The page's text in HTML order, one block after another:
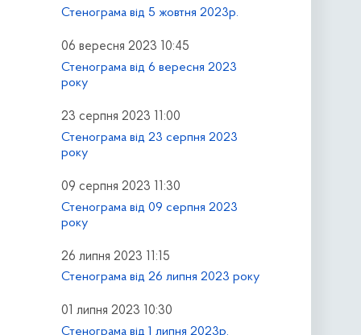
Стенограма від 5 жовтня 2023р.
06 вересня 2023 10:45
Стенограма від 6 вересня 2023
року
23 серпня 2023 11:00
Стенограма від 23 серпня 2023
року
09 серпня 2023 11:30
Стенограма від 09 серпня 2023
року
26 липня 2023 11:15
Стенограма від 26 липня 2023 року
01 липня 2023 10:30
Стенограма від 1 липня 2023р.